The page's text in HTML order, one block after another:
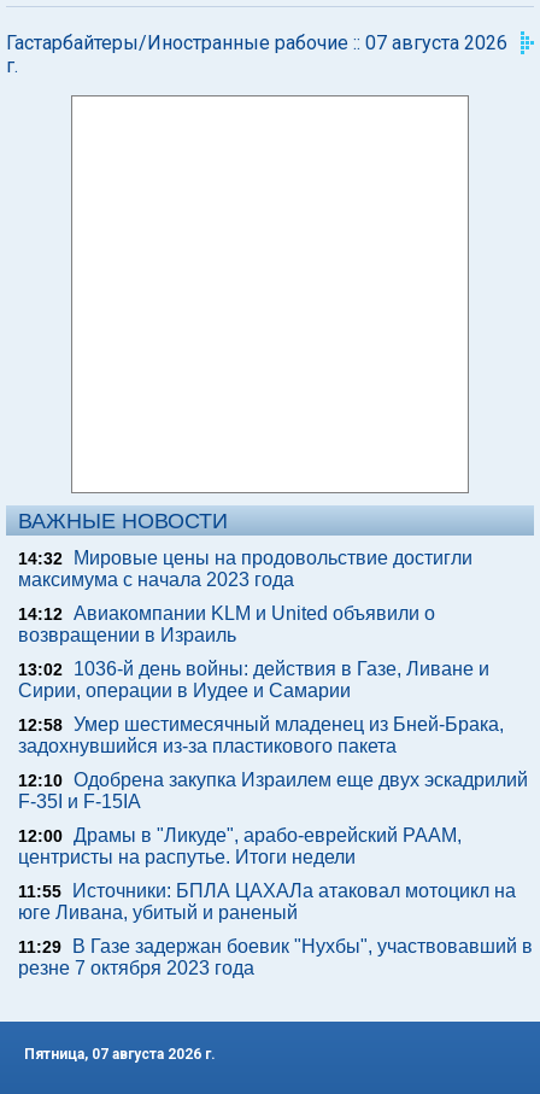
Гастарбайтеры/Иностранные рабочие :: 07 августа 2026
г.
ВАЖНЫЕ НОВОСТИ
14:32
Мировые цены на продовольствие достигли
максимума с начала 2023 года
14:12 Авиакомпании KLM и United объявили о
возвращении в Израиль
13:02
1036-й день войны: действия в Газе, Ливане и
Сирии, операции в Иудее и Самарии
12:58 Умер шестимесячный младенец из Бней-Брака,
задохнувшийся из-за пластикового пакета
12:10 Одобрена закупка Израилем еще двух эскадрилий
F-35I и F-15IA
12:00 Драмы в "Ликуде", арабо-еврейский РААМ,
центристы на распутье. Итоги недели
11:55
Источники: БПЛА ЦАХАЛа атаковал мотоцикл на
юге Ливана, убитый и раненый
11:29
В Газе задержан боевик "Нухбы", участвовавший в
резне 7 октября 2023 года
Пятница, 07 августа 2026 г.